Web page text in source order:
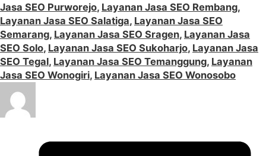
Jasa SEO Purworejo, Layanan Jasa SEO Rembang,
Layanan Jasa SEO Salatiga, Layanan Jasa SEO
Semarang, Layanan Jasa SEO Sragen, Layanan Jasa
SEO Solo, Layanan Jasa SEO Sukoharjo, Layanan Jasa
SEO Tegal, Layanan Jasa SEO Temanggung, Layanan
Jasa SEO Wonogiri, Layanan Jasa SEO Wonosobo